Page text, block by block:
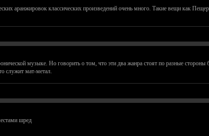
аранжировок классических произведений очень много. Такие вещи как
музыке. Но говорить о том, что эти два жанра стоят по разные стороны
служит мат-метал.
шред